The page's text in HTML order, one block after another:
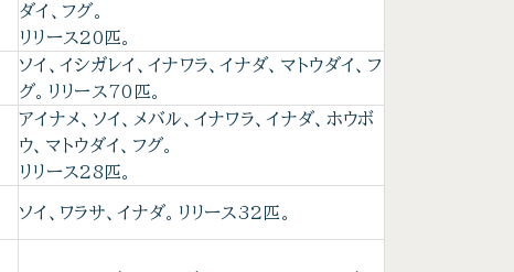
ダイ、フグ。
リリース20匹。
ソイ、イシガレイ、イナワラ、イナダ、マトウダイ、フ
グ。リリース70匹。
アイナメ、ソイ、メバル、イナワラ、イナダ、ホウボ
ウ、マトウダイ、フグ。
リリース28匹。
ソイ、ワラサ、イナダ。リリース32匹。